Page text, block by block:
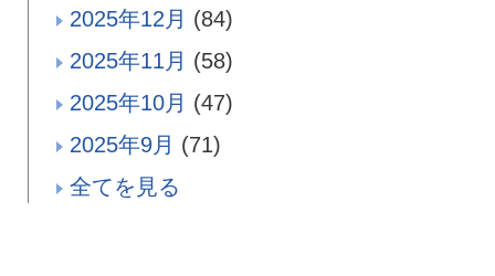
2025年12月 (84)
2025年11月 (58)
2025年10月 (47)
2025年9月 (71)
全てを見る